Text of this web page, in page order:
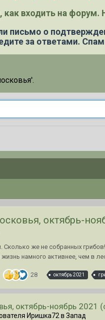
входить на
письмо о
за ответами. Спам
октябрь-
же не собранных
намного активнее, чем в
28 октябрь 2021
октябрь-ноябрь
Иришка72 в Запад